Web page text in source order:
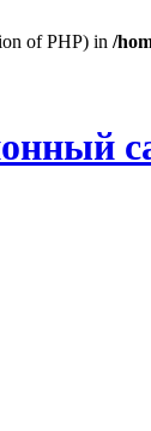
of PHP) in /